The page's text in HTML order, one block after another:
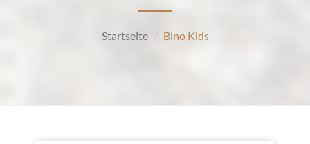
Startseite Bino Kids